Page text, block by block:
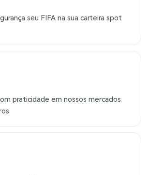
seu FIFA na sua carteira spot
praticidade em nossos mercados